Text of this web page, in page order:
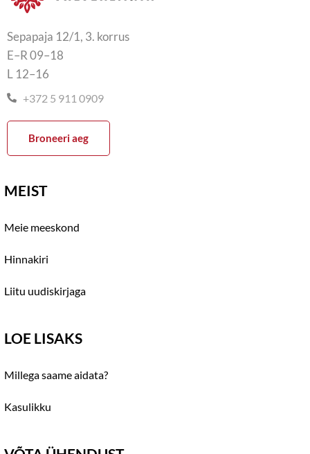
Sepapaja 12/1, 3. korrus
E–R 09–18
L 12–16
+372 5 911 0909
Broneeri aeg
MEIST
Meie meeskond
Hinnakiri
Liitu uudiskirjaga
LOE LISAKS
Millega saame aidata?
Kasulikku